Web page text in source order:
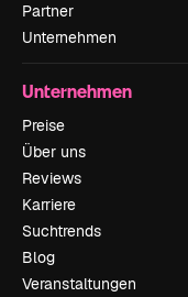
Partner
Unternehmen
Unternehmen
Preise
Über uns
Reviews
Karriere
Suchtrends
Blog
Veranstaltungen